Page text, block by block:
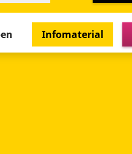
Infomaterial